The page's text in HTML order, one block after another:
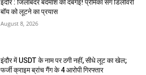
इंदौर : जिलाबदर बदमाश की दबंगई! प्रेमिका संग डिलीवरी
बॉय को लूटने का प्रयास
August 8, 2026
इंदौर में USDT के नाम पर ठगी नहीं, सीधे लूट का खेल;
फर्जी क्राइम ब्रांच गैंग के 4 आरोपी गिरफ्तार